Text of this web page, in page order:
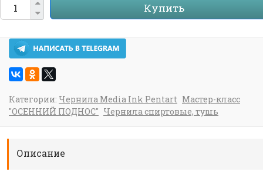
Купить
Категории: Чернила Media Ink Pentart Мастер-класс
"ОСЕННИЙ ПОДНОС" Чернила спиртовые, тушь
Описание